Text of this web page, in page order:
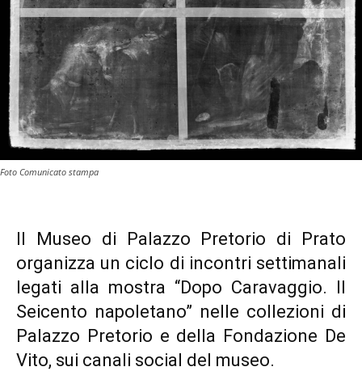
Foto Comunicato stampa
Il Museo di Palazzo Pretorio di Prato
organizza un ciclo di incontri settimanali
legati alla mostra “Dopo Caravaggio. Il
Seicento napoletano” nelle collezioni di
Palazzo Pretorio e della Fondazione De
Vito, sui canali social del museo.